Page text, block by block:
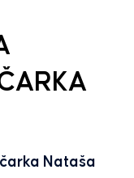
Nataša